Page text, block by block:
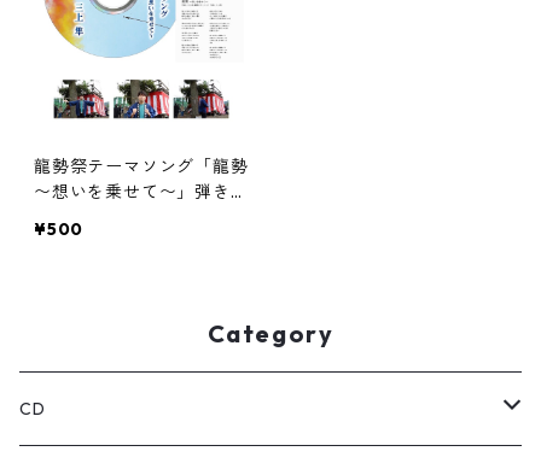
龍勢祭テーマソング「龍勢
〜想いを乗せて〜」弾き語
¥500
Category
CD